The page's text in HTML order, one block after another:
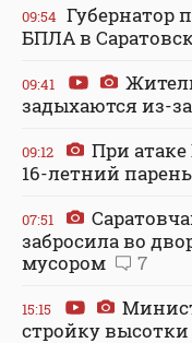
09:54 Губернатор
БПЛА в
09:41
задыхаются из-
09:12
При
16-летний парень
07:51
забросила во
мусором
7
15:15
стройку высотки